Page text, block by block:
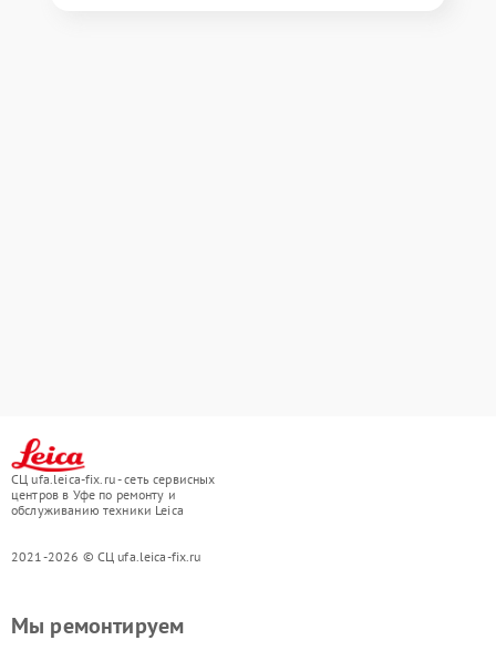
СЦ ufa.leica-fix.ru - сеть сервисных
центров в Уфе по ремонту и
обслуживанию техники Leica
2021-2026 © СЦ ufa.leica-fix.ru
Мы ремонтируем